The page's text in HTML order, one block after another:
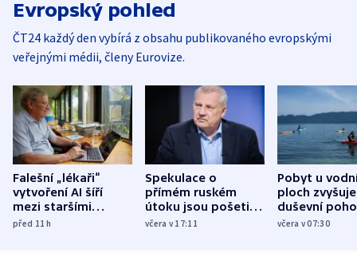
Evropský pohled
ČT24 každý den vybírá z obsahu publikovaného evropskými
veřejnými médii, členy Eurovize.
Falešní „lékaři“
vytvoření AI šíří
mezi staršími
Poláky nebezpečné
před 11h
Spekulace o
přímém ruském
útoku jsou pošetilé,
míní estonský
včera v 17:11
Pobyt u
ploch zvyšuje
duševní
ukázala
včera v 07:30